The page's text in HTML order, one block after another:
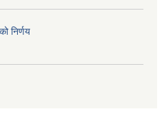
निर्णय